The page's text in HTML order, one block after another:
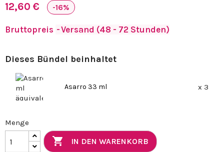
12,60 € -16%
Bruttopreis Versand (48 - 72 Stunden)
Dieses Bündel beinhaltet
Asarro 33 ml x 3
Menge
 IN DEN WARENKORB